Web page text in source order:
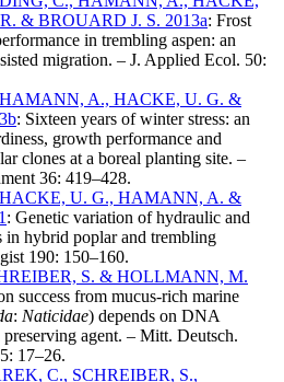
& BROUARD J. S. 2013a: Frost
in trembling aspen: an
migration. – J. Applied Ecol. 50:
HAMANN, A., HACKE, U. G. &
: Sixteen years of winter stress: an
growth performance and
clones at a boreal planting site. –
36: 419–428.
HACKE, U. G., HAMANN, A. &
: Genetic variation of hydraulic and
in hybrid poplar and trembling
190: 150–160.
S. & HOLLMANN, M.
success from mucus-rich marine
: Naticidae) depends on DNA
agent. – Mitt. Deutsch.
17–26.
C., SCHREIBER, S.,